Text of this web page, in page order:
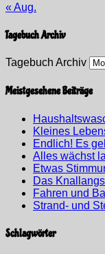
« Aug.
Tagebuch Archiv
Tagebuch Archiv
Meistgesehene Beiträge
Kleines
Endlich! Es
Alles wächst
Etwas
Das
Fahren und
Strand- und
Schlagwörter